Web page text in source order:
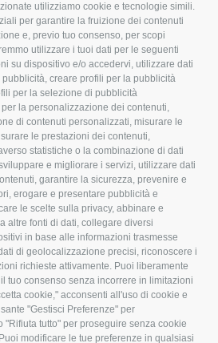
utilizziamo cookie e tecnologie simili.
per garantire la fruizione dei contenuti
e, previo tuo consenso, per scopi
utilizzare i tuoi dati per le seguenti
su dispositivo e/o accedervi, utilizzare dati
creare profili per la pubblicità
per la selezione di pubblicità
la personalizzazione dei contenuti,
di contenuti personalizzati, misurare le
le prestazioni dei contenuti,
statistiche o la combinazione di dati
e migliorare i servizi, utilizzare dati
garantire la sicurezza, prevenire e
erogare e presentare pubblicità e
le scelte sulla privacy, abbinare e
altre fonti di dati, collegare diversi
in base alle informazioni trasmesse
di geolocalizzazione precisi, riconoscere i
richieste attivamente. Puoi liberamente
tuo consenso senza incorrere in limitazioni
cookie," acconsenti all'uso di cookie e
"Gestisci Preferenze" per
"Rifiuta tutto" per proseguire senza cookie
modificare le tue preferenze in qualsiasi
e
CONFAGRICOLTURA
INFORMA
Tecnico
Fiscale
Lavoro
Ambiente
Associazione
CONFAGRICOLTURA
ATTIVA
Notizie in evidenza
Eventi
Comunicati Stampa
Video
Iscrizione Newsletter